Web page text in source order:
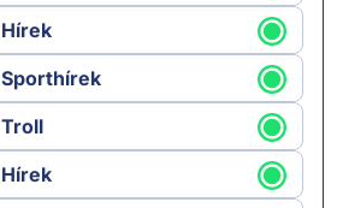
Hírek
Sporthírek
Troll
Hírek